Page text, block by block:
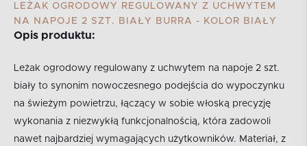
LEŻAK OGRODOWY REGULOWANY Z UCHWYTEM
NA NAPOJE 2 SZT. BIAŁY BURRA - KOLOR BIAŁY
Opis produktu:
Leżak ogrodowy regulowany z uchwytem na napoje 2 szt.
biały to synonim nowoczesnego podejścia do wypoczynku
na świeżym powietrzu, łączący w sobie włoską precyzję
wykonania z niezwykłą funkcjonalnością, która zadowoli
nawet najbardziej wymagających użytkowników. Materiał, z